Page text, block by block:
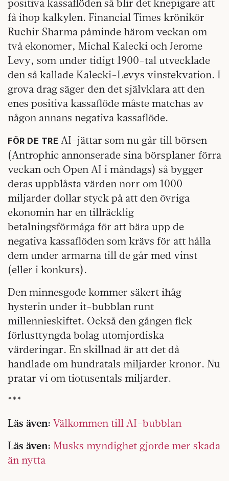
positiva kassaflöden så blir det knepigare att
få ihop kalkylen. Financial Times krönikör
Ruchir Sharma påminde härom veckan om
två ekonomer, Michal Kalecki och Jerome
Levy, som under tidigt 1900-tal utvecklade
den så kallade Kalecki-Levys vinstekvation. I
grova drag säger den det självklara att den
enes positiva kassaflöde måste matchas av
någon annans negativa kassaflöde.
FÖR DE TRE AI-jättar som nu går till börsen
(Antrophic annonserade sina börsplaner förra
veckan och Open AI i måndags) så bygger
deras uppblåsta värden norr om 1000
miljarder dollar styck på att den övriga
ekonomin har en tillräcklig
betalningsförmåga för att bära upp de
negativa kassaflöden som krävs för att hålla
dem under armarna till de går med vinst
(eller i konkurs).
Den minnesgode kommer säkert ihåg
hysterin under it-bubblan runt
millennieskiftet. Också den gången fick
förlusttyngda bolag utomjordiska
värderingar. En skillnad är att det då
handlade om hundratals miljarder kronor. Nu
pratar vi om tiotusentals miljarder.
***
Läs även: Välkommen till AI-bubblan
Läs även: Musks myndighet gjorde mer skada
än nytta